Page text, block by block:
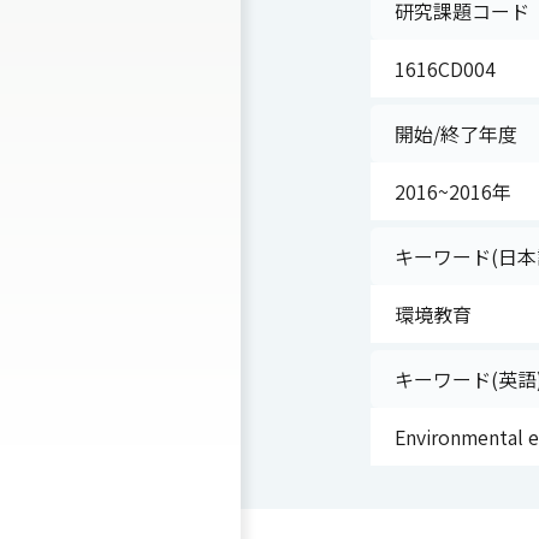
研究課題コード
1616CD004
開始/終了年度
2016~2016年
キーワード(日
環境教育
キーワード(英
Environmental